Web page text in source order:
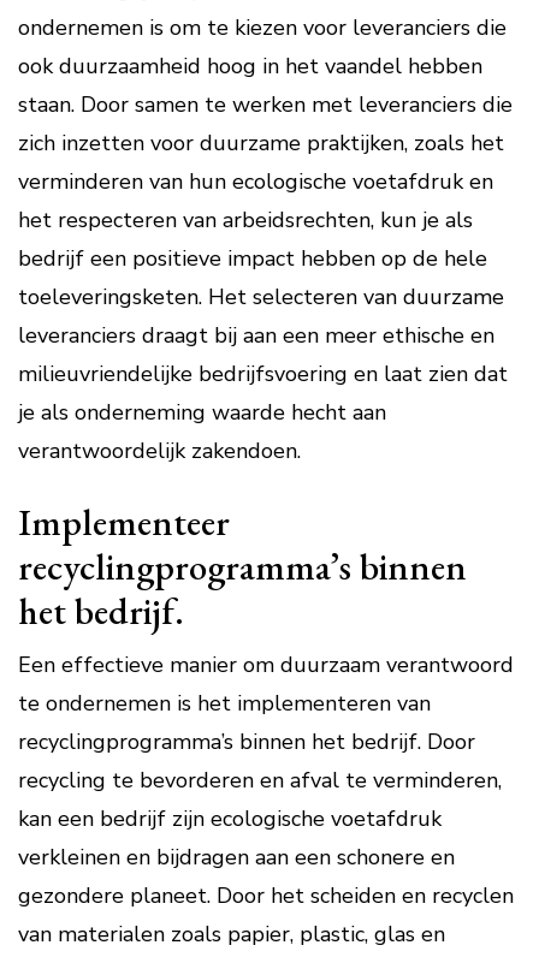
ondernemen is om te kiezen voor leveranciers die
ook duurzaamheid hoog in het vaandel hebben
staan. Door samen te werken met leveranciers die
zich inzetten voor duurzame praktijken, zoals het
verminderen van hun ecologische voetafdruk en
het respecteren van arbeidsrechten, kun je als
bedrijf een positieve impact hebben op de hele
toeleveringsketen. Het selecteren van duurzame
leveranciers draagt bij aan een meer ethische en
milieuvriendelijke bedrijfsvoering en laat zien dat
je als onderneming waarde hecht aan
verantwoordelijk zakendoen.
Implementeer
recyclingprogramma’s binnen
het bedrijf.
Een effectieve manier om duurzaam verantwoord
te ondernemen is het implementeren van
recyclingprogramma’s binnen het bedrijf. Door
recycling te bevorderen en afval te verminderen,
kan een bedrijf zijn ecologische voetafdruk
verkleinen en bijdragen aan een schonere en
gezondere planeet. Door het scheiden en recyclen
van materialen zoals papier, plastic, glas en